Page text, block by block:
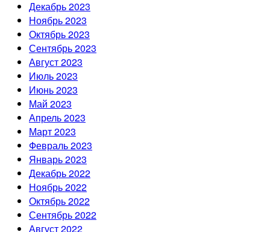
Декабрь 2023
Ноябрь 2023
Октябрь 2023
Сентябрь 2023
Август 2023
Июль 2023
Июнь 2023
Май 2023
Апрель 2023
Март 2023
Февраль 2023
Январь 2023
Декабрь 2022
Ноябрь 2022
Октябрь 2022
Сентябрь 2022
Август 2022